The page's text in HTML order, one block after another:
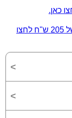
כאן.
לרכישת החבילה המשולבת ב - 4 תשלומים של 205 ש"ח לחצו